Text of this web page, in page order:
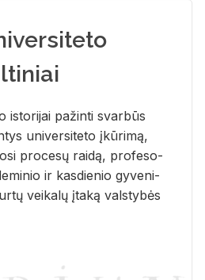
is­to­ri­jai pa­žin­ti svar­būs
uni­ver­si­te­to įkū­ri­mą,
pro­ce­sų rai­dą, pro­fe­so­
ir kas­die­nio gy­ve­ni­
vei­ka­lų įta­ką vals­ty­bės